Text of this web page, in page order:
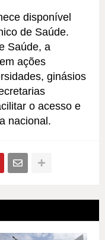
disponível
de Saúde.
Saúde, a
ações
ginásios
o acesso e
nacional.